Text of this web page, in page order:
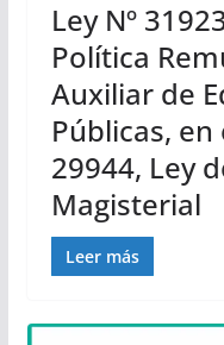
Ley Nº
Política
Auxiliar de
Públicas,
29944, Ley
Magisterial
Leer más